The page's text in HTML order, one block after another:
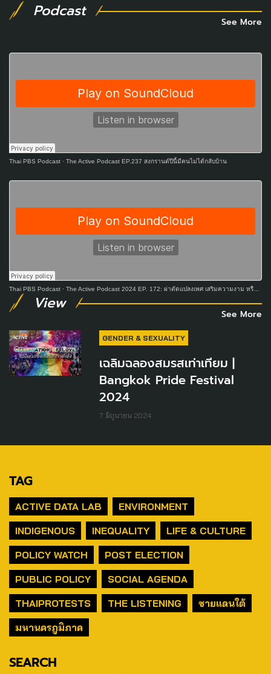
Podcast
See More
Thai PBS Podcast · The Active Podcast EP.237 สงกรานต์ปีนี้มีคนไม่ได้กลับบ้าน
Thai PBS Podcast · The Active Podcast 2024 EP. 172: ผ่าตัดแปลงเพศ เสริมความงาม หรือเติมเต็มความเป็นตัวเอง
View
See More
GENDER & SEXUALITY
เฉลิมฉลองสมรสเท่าเทียม |
Bangkok Pride Festival
2024
7 มิถุนายน 2024
TAG
ACTIVE DATA LAB
ENVIRONMENT
INDIGENOUS
INEQUALITY
LIFE & CULTURE
POLICY WATCH
POST ELECTION
PUBLIC POLICY
SOCIAL AGENDA
THAIPROTESTS
THE LISTENING
ชายแดนใต้
มหานครภูมิภาค
SEARCH